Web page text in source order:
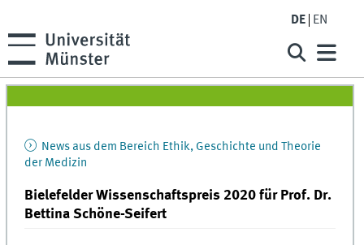
DE EN
News aus dem Bereich Ethik, Geschichte und Theorie
der Medizin
Bielefelder Wissenschaftspreis 2020 für Prof. Dr.
Bettina Schöne-Seifert